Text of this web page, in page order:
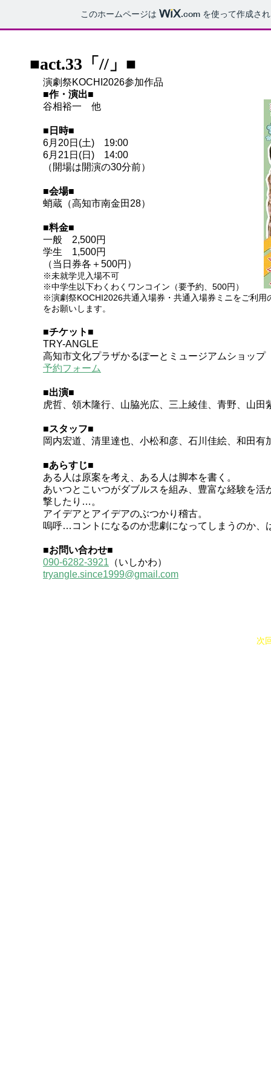
このホームページは .com を使って作成さ
■act.33「//」■
演劇祭KOCHI2026参加作品​​
■作・演出■
谷相裕一 他
■日時■
6月20日(土) 19:00
6月21日(日) 14:00
​（開場は開演の30分前）
■会場■
蛸蔵（高知市南金田28）
■料金■
一般 2,500円
学生 1,500円
（当日券各＋500円）
※未就学児入場不可
※中学生以下わくわくワンコイン（要予約、500円）
​※演劇祭KOCHI2026共通入場券・共通入場券ミニをご利
をお願いします。
■チケット■
TRY-ANGLE
​高知市文化プラザかるぽーとミュージアムショップ
予約フォーム
■出演■
虎哲、領木隆行、山脇光広、三上綾佳、青野、山
■スタッフ■
岡内宏道、清里達也、小松和彦、石川佳絵、和田有
■あらすじ■
​ある人は原案を考え、ある人は脚本を書く。
あいつとこいつがダブルスを組み、豊富な経験を
撃したり…。
アイデアとアイデアのぶつかり稽古。
嗚呼…コントになるのか悲劇になってしまうのか
■お問い合わせ■
090-6282-3921 （いしかわ）
tryangle.since1999@gmail.com
次